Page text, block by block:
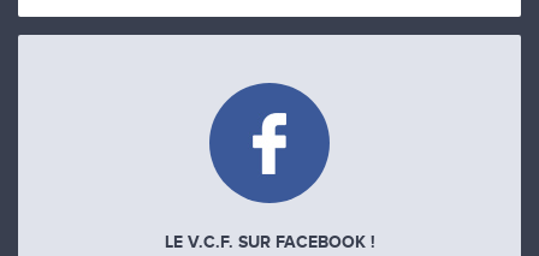
LE V.C.F. SUR FACEBOOK !